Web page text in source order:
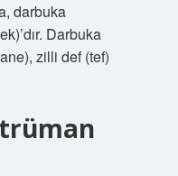
darbuka
Darbuka
zilli def (tef)